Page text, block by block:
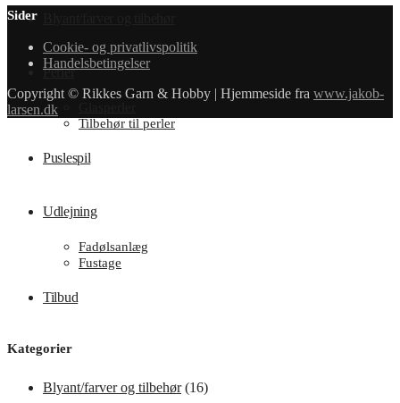
Perler
Tilbehør til perler
Puslespil
Udlejning
Fadølsanlæg
Fustage
Tilbud
Kategorier
Blyant/farver og tilbehør (16)
Sider
Cookie- og privatlivspolitik
Handelsbetingelser
Copyright © Rikkes Garn & Hobby | Hjemmeside fra www.jakob-
larsen.dk